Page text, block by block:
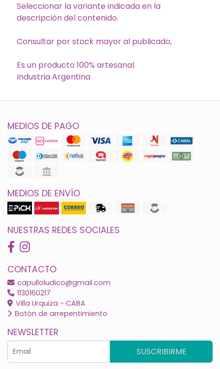
Seleccionar la variante indicada en la
descripción del contenido.
Consultar por stock mayor al publicado,
Es un producto 100% artesanal.
Industria Argentina
MEDIOS DE PAGO
MEDIOS DE ENVÍO
NUESTRAS REDES SOCIALES
CONTACTO
capulloludico@gmail.com
1130160217
Villa Urquiza - CABA
Botón de arrepentimiento
NEWSLETTER
SUSCRIBIRME